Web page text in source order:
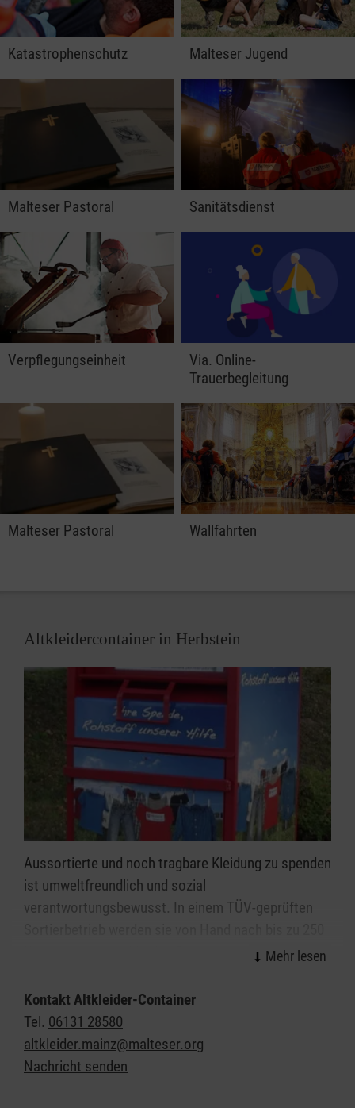
Katastrophen­schutz Malteser Jugend
Malteser Pastoral Sanitätsdienst
Verpflegungs­einheit
Via. Online-
Trauerbegleitung
Malteser Pastoral Wallfahrten
Altkleidercontainer in Herbstein
Aussortierte und noch tragbare Kleidung zu spenden
ist umweltfreundlich und sozial
verantwortungsbewusst. In einem TÜV-geprüften
Kriterien sortiert. Mit den Erlösen aus dem Verkauf
ehrenamtlichen Aktivitäten vor Ort.
Kontakt Altkleider-Container
Tel. 06131 28580
altkleider.mainz@malteser.org
Nachricht senden